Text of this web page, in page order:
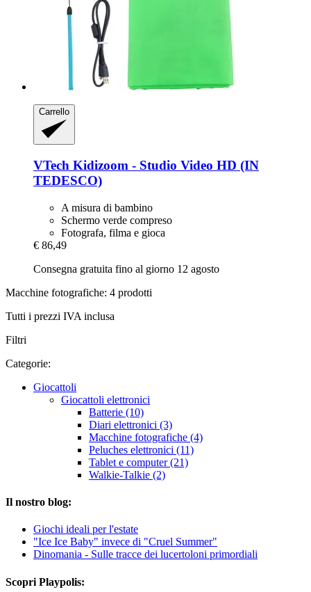
Carrello
VTech Kidizoom -​ Studio Video HD (IN
TEDESCO)
A misura di bambino
Schermo verde compreso
Fotografa, filma e gioca
€ 86,49
Consegna gratuita fino al giorno 12 agosto
Macchine fotografiche: 4 prodotti
Tutti i prezzi IVA inclusa
Filtri
Categorie:
Giocattoli
Giocattoli elettronici
Batterie (10)
Diari elettronici (3)
Macchine fotografiche (4)
Peluches elettronici (11)
Tablet e computer (21)
Walkie-Talkie (2)
Il nostro blog:
Giochi ideali per l'estate
"Ice Ice Baby" invece di "Cruel Summer"
Dinomania - Sulle tracce dei lucertoloni primordiali
Scopri Playpolis: